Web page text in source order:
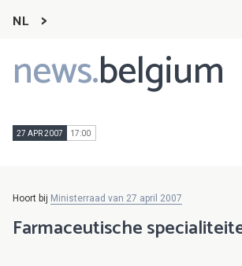
NL
news.belgium
Main
navigation
27 APR 2007 17:00
Hoort bij Ministerraad van 27 april 2007
Farmaceutische